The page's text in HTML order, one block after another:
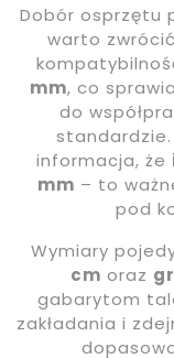
Dobór osprzętu
warto
mm, co
do
informacja, że
mm – to
pod
Wymiary
cm oraz
gabarytom
zakładania i